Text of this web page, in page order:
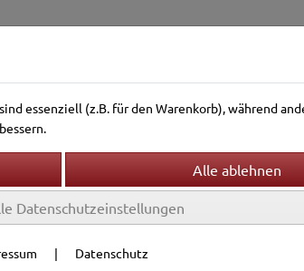
Aquarienwelt Terrarienwelt
essenziell (z.B. für den Warenkorb), während
Datenschutzeinstellungen
| Datenschutz